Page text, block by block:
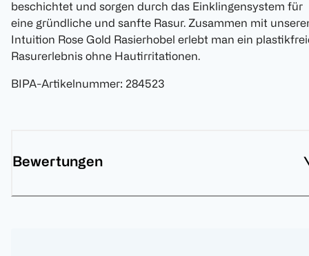
beschichtet und sorgen durch das Einklingensystem für
eine gründliche und sanfte Rasur. Zusammen mit
Intuition Rose Gold Rasierhobel erlebt man ein
Rasurerlebnis ohne Hautirritationen.
BIPA-Artikelnummer: 284523
Bewertungen